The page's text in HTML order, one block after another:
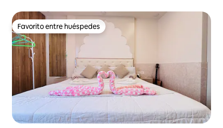
Favorito entre huéspedes
Favorito entre huéspedes